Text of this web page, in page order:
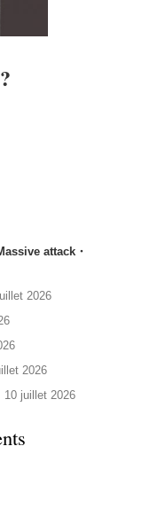
attack・
2026
2026
10 juillet 2026